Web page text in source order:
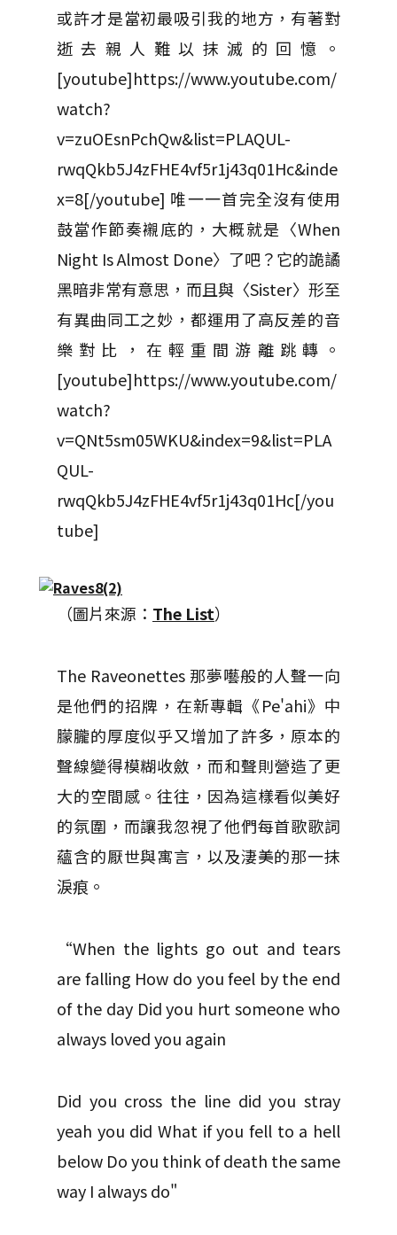
或許才是當初最吸引我的地方，有著對
逝去親人難以抹滅的回憶。
[youtube]https://www.youtube.com/
watch?
v=zuOEsnPchQw&list=PLAQUL-
rwqQkb5J4zFHE4vf5r1j43q01Hc&inde
x=8[/youtube] 唯一一首完全沒有使用
鼓當作節奏襯底的，大概就是〈When
Night Is Almost Done〉了吧？它的詭譎
黑暗非常有意思，而且與〈Sister〉形至
有異曲同工之妙，都運用了高反差的音
樂對比，在輕重間游離跳轉。
[youtube]https://www.youtube.com/
watch?
v=QNt5sm05WKU&index=9&list=PLA
QUL-
rwqQkb5J4zFHE4vf5r1j43q01Hc[/you
tube]
（圖片來源： The List）
The Raveonettes 那夢囈般的人聲一向
是他們的招牌，在新專輯《Pe'ahi》中
朦朧的厚度似乎又增加了許多，原本的
聲線變得模糊收斂，而和聲則營造了更
大的空間感。往往，因為這樣看似美好
的氛圍，而讓我忽視了他們每首歌歌詞
蘊含的厭世與寓言，以及淒美的那一抹
淚痕。
“When the lights go out and tears
are falling How do you feel by the end
of the day Did you hurt someone who
always loved you again
Did you cross the line did you stray
yeah you did What if you fell to a hell
below Do you think of death the same
way I always do"